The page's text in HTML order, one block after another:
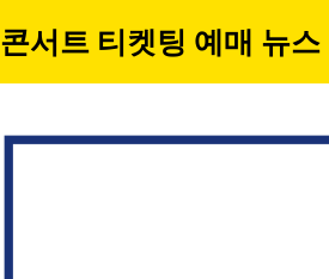
콘서트 티켓팅 예매 뉴스